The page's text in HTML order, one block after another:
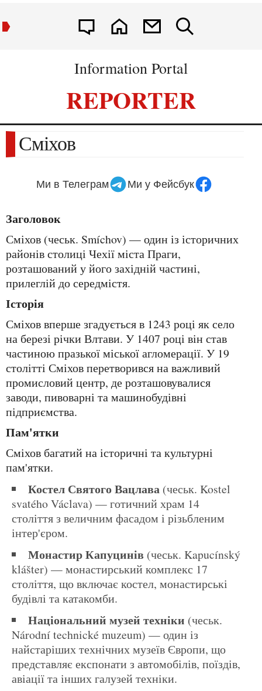
Information Portal
REPORTER
Сміхов
Ми в Телеграм Ми у Фейсбук
Заголовок
Сміхов (чеськ. Smíchov) — один із історичних
районів столиці Чехії міста Праги,
розташований у його західній частині,
прилеглій до середмістя.
Історія
Сміхов вперше згадується в 1243 році як село
на березі річки Влтави. У 1407 році він став
частиною празької міської агломерації. У 19
столітті Сміхов перетворився на важливий
промисловий центр, де розташовувалися
заводи, пивоварні та машинобудівні
підприємства.
Пам'ятки
Сміхов багатий на історичні та культурні
пам'ятки.
Костел Святого Вацлава(чеськ. Kostel
svatého Václava) — готичний храм 14
століття з величним фасадом і різьбленим
інтер'єром.
Монастир Капуцинів (чеськ. Kapucínský
klášter) — монастирський комплекс 17
століття, що включає костел, монастирські
будівлі та катакомби.
Національний музей техніки (чеськ.
Národní technické muzeum) — один із
найстаріших технічних музеїв Європи, що
представляє експонати з автомобілів, поїздів,
авіації та інших галузей техніки.